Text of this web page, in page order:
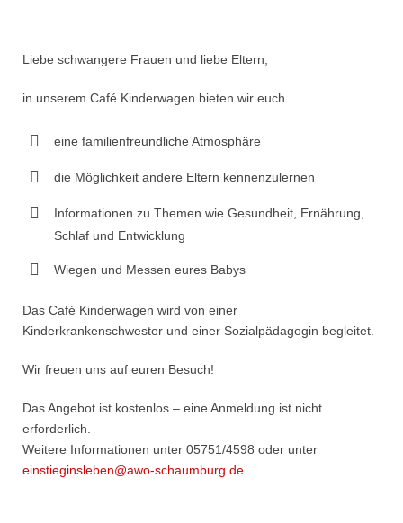
Liebe schwangere Frauen und liebe Eltern,
in unserem Café Kinderwagen bieten wir euch
eine familienfreundliche Atmosphäre
die Möglichkeit andere Eltern kennenzulernen
Informationen zu Themen wie Gesundheit, Ernährung,
Schlaf und Entwicklung
Wiegen und Messen eures Babys
Das Café Kinderwagen wird von einer
Kinderkrankenschwester und einer Sozialpädagogin begleitet.
Wir freuen uns auf euren Besuch!
Das Angebot ist kostenlos – eine Anmeldung ist nicht
erforderlich.
Weitere Informationen unter 05751/4598 oder unter
einstieginsleben@awo-schaumburg.de